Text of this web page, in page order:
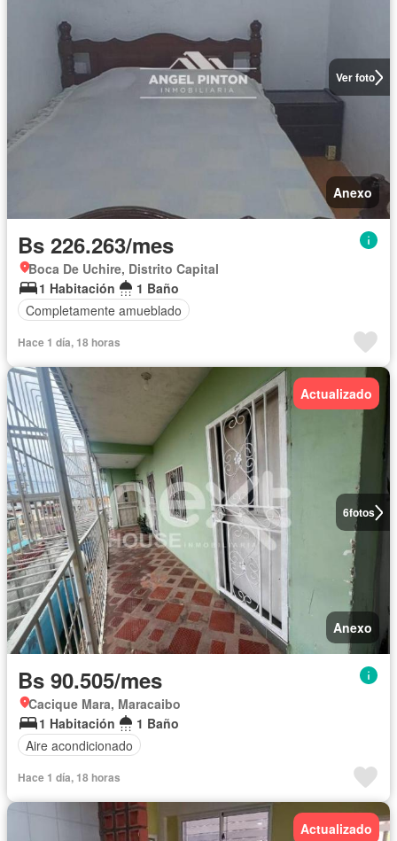
Ver foto
Anexo
Bs 226.263/mes
Boca De Uchire, Distrito Capital
1 Habitación
1 Baño
Completamente amueblado
Hace 1 día, 18 horas
6fotos
Actualizado
Anexo
Bs 90.505/mes
Cacique Mara, Maracaibo
1 Habitación
1 Baño
Aire acondicionado
Hace 1 día, 18 horas
Actualizado